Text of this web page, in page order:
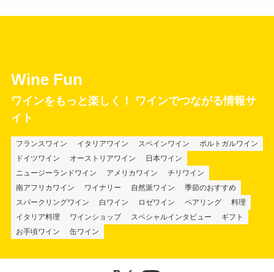
Wine Fun
ワインをもっと楽しく！ ワインでつながる情報サ
イト
フランスワイン イタリアワイン スペインワイン
ポルトガルワイン
ドイツワイン
オーストリアワイン
日本ワイン
ニュージーランドワイン
アメリカワイン
チリワイン
南アフリカワイン
ワイナリー 自然派ワイン
季節のおすすめ
スパークリングワイン
白ワイン ロゼワイン ペアリング
料理
イタリア料理
ワインショップ スペシャルインタビュー
ギフト
お手頃ワイン
缶ワイン